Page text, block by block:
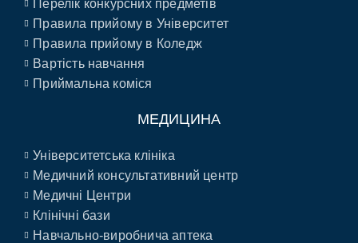
Перелік конкурсних предметів
Правила прийому в Університет
Правила прийому в Коледж
Вартість навчання
Приймальна коміся
МЕДИЦИНА
Університетська клініка
Медичний консультативний центр
Медичні Центри
Клінічні бази
Навчально-виробнича аптека